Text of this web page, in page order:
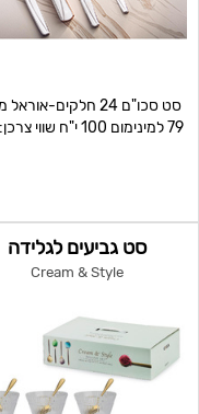
סט סכו"ם 24 חלקים-
79 למינימום 100 י"ח שווי צרכן: 399
סט גביעים לגלידה
Cream & Style